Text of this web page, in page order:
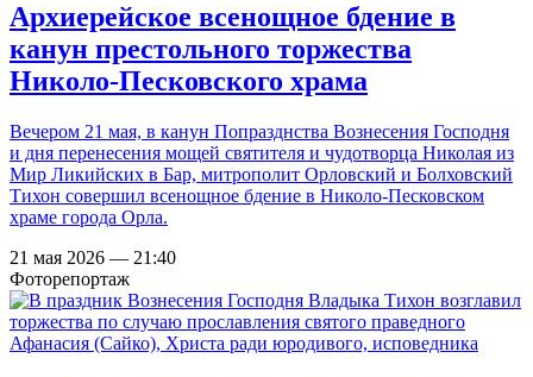
Архиерейское всенощное бдение в
канун престольного торжества
Николо-Песковского храма
Вечером 21 мая, в канун Попразднства Вознесения Господня
и дня перенесения мощей святителя и чудотворца Николая из
Мир Ликийских в Бар, митрополит Орловский и Болховский
Тихон совершил всенощное бдение в Николо-Песковском
храме города Орла.
21 мая 2026 — 21:40
Фоторепортаж